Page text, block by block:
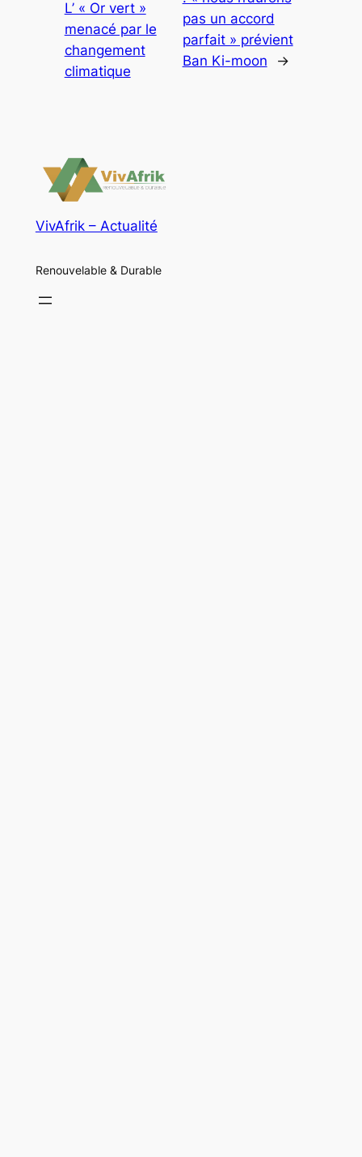
L’ « Or vert »
menacé par le
changement
climatique
pas un accord
parfait » prévient
Ban Ki-moon
→
VivAfrik – Actualité
Renouvelable & Durable